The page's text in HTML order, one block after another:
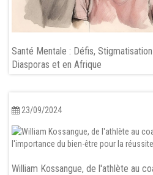
Santé Mentale : Défis,
Diasporas et en Afrique
23/09/2024
William Kossangue, de l'athlète au